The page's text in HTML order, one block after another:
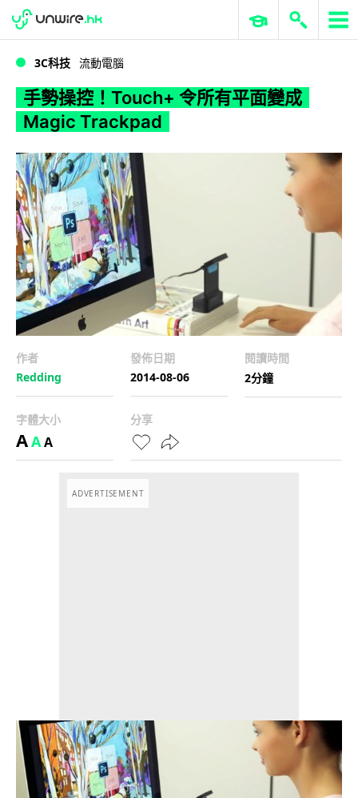
WWDC 2026 ERP 與商業 AI
3C科技 流動電腦
手勢操控！Touch+ 令所有平面變成
Magic Trackpad
作者
Redding
發佈日期
2014-08-06
閱讀時間
2分鐘
字體大小
AAA
分享
ADVERTISEMENT